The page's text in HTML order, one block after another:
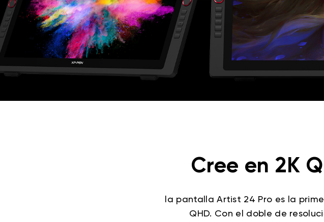
Cree en 2K
la pantalla Artist 24 Pro es la
QHD. Con el doble de